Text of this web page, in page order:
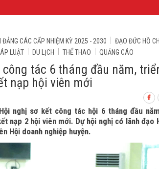
ĐẢNG CÁC CẤP NHIỆM KỲ 2025 - 2030 ĐẠO ĐỨC HỒ
LUẬT DU LỊCH THỂ THAO QUẢNG CÁO
tác 6 tháng đầu năm,
nạp hội viên mới
nghị sơ kết công tác hội 6 tháng đầu
nạp 2 hội viên mới. Dự hội nghị có lãnh đạo
Hội doanh nghiệp huyện.